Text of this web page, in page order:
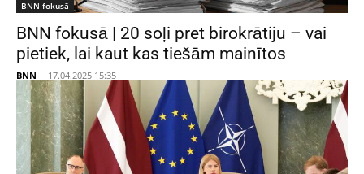
BNN fokusā
BNN fokusā | 20 soļi pret birokrātiju – vai
pietiek, lai kaut kas tiešām mainītos
BNN - 17.04.2025 15:35